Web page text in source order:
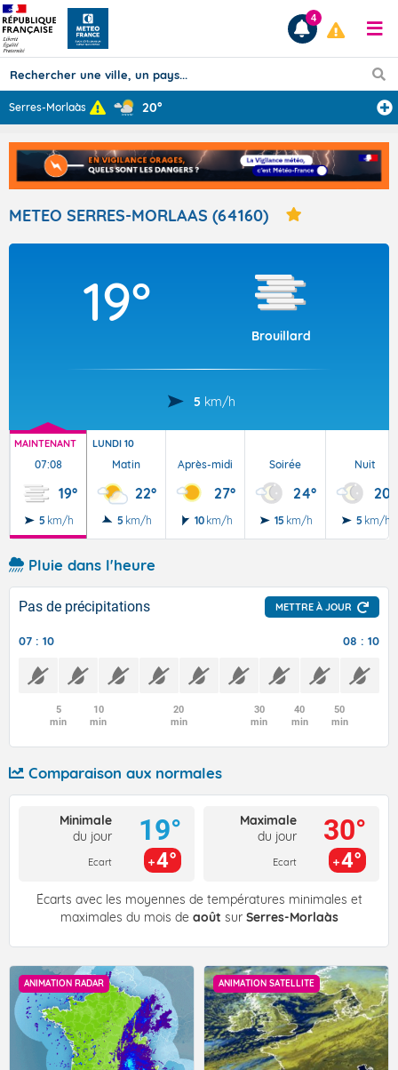
Prévisions
TOUS LES RÉSULTATS
Articles
4
Serres-Morlaàs 20°
METEO SERRES-MORLAAS (64160)
19°
Brouillard
5 km/h
MAINTENANT
07:08
19°
5 km/h
LUNDI 10
Matin
22°
5 km/h
Après-midi
27°
10 km/h
Soirée
24°
15 km/h
Nuit
20°
5 km/h
Pluie dans l'heure
Pas de précipitations METTRE À JOUR
07 : 10 08 : 10
5
min
10
min
20
min
30
min
40
min
50
min
Comparaison aux normales
Minimale
du jour
Ecart
19°
4°
Maximale
du jour
Ecart
30°
4°
Écarts avec les moyennes de températures minimales et
maximales du mois de août sur Serres-Morlaàs
ANIMATION RADAR ANIMATION SATELLITE